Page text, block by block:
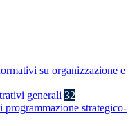
su organizzazione e
generali 32
programmazione strategico-